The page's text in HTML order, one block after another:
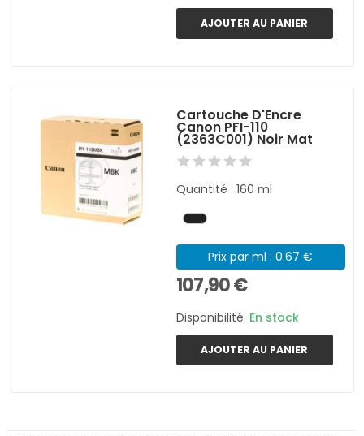
AJOUTER AU PANIER
Cartouche D'Encre
Canon PFI-110
(2363C001) Noir Mat
Quantité : 160 ml
Prix par ml : 0.67 €
107,90 €
Disponibilité: En stock
AJOUTER AU PANIER